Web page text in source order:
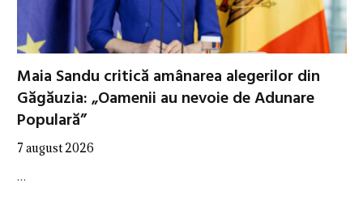
Maia Sandu critică amânarea alegerilor din
Găgăuzia: „Oamenii au nevoie de Adunare
Populară”
7 august 2026
…